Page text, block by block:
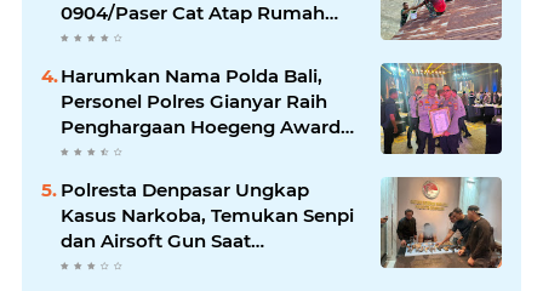
0904/Paser Cat Atap Rumah
Marbot
Harumkan Nama Polda Bali,
Personel Polres Gianyar Raih
Penghargaan Hoegeng Awards
2026
Polresta Denpasar Ungkap
Kasus Narkoba, Temukan Senpi
dan Airsoft Gun Saat
Pengerebekan